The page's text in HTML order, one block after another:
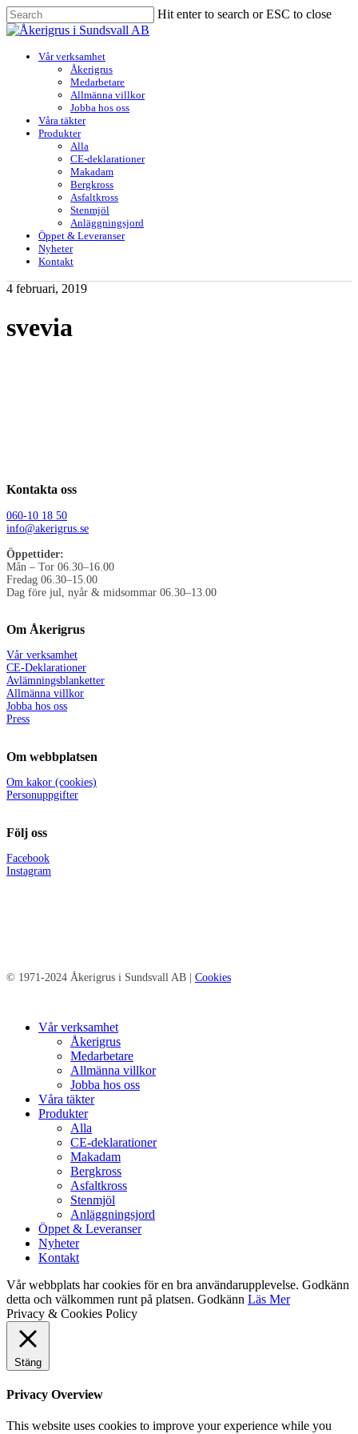
Skip
to
content
Hit enter to search or ESC to close
Close
Menu
Vår verksamhet
Åkerigrus
Medarbetare
Allmänna villkor
Jobba hos oss
Våra täkter
Produkter
Alla
CE-deklarationer
Makadam
Bergkross
Asfaltkross
Stenmjöl
Anläggningsjord
Öppet & Leveranser
Nyheter
Kontakt
4 februari, 2019
svevia
Kontakta oss
060-10 18 50
info@akerigrus.se
Öppettider:
Mån – Tor 06.30–16.00
Fredag 06.30–15.00
Dag före jul, nyår & midsommar 06.30–13.00
Om Åkerigrus
Vår verksamhet
CE-Deklarationer
Avlämningsblanketter
Allmänna villkor
Jobba hos oss
Press
Om webbplatsen
Om kakor (cookies)
Personuppgifter
Följ oss
Facebook
Instagram
© 1971-2024 Åkerigrus i Sundsvall AB | Cookies
Close
Vår verksamhet
Åkerigrus
Medarbetare
Allmänna villkor
Jobba hos oss
Våra täkter
Produkter
Alla
CE-deklarationer
Makadam
Bergkross
Asfaltkross
Stenmjöl
Anläggningsjord
Öppet & Leveranser
Nyheter
Kontakt
Vår webbplats har cookies för en bra användarupplevelse. Godkänn
detta och välkommen runt på platsen. Godkänn Läs Mer
Privacy & Cookies Policy
Stäng
Privacy Overview
This website uses cookies to improve your experience while you